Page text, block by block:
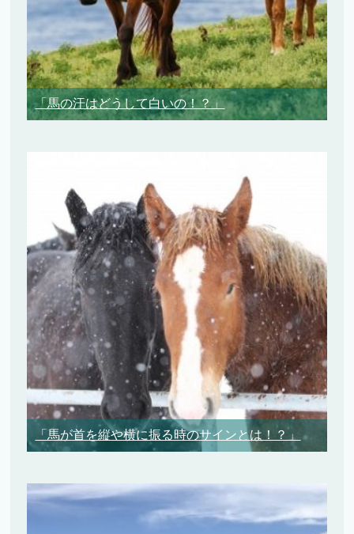
「馬の汗はどうして白いの！？」
「馬が首を縦や横に振る時のサインとは！？」